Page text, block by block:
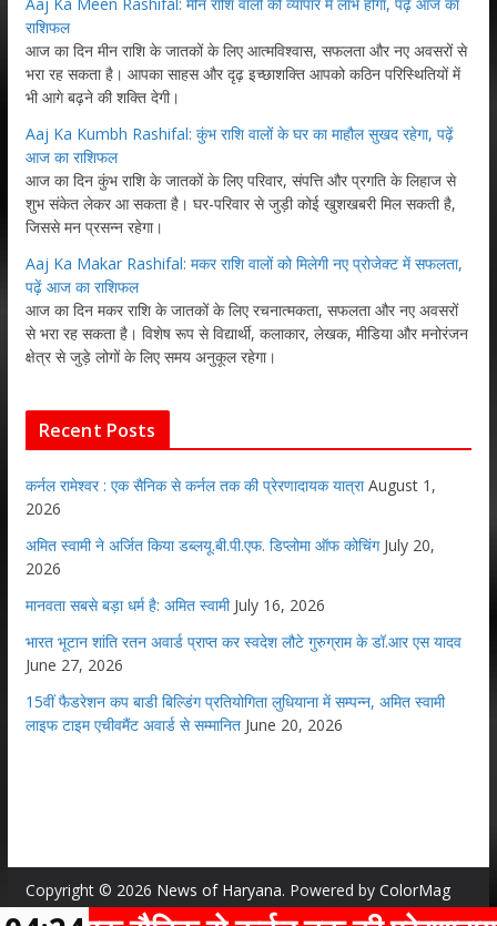
राशिफल
आज का दिन मीन राशि के जातकों के लिए आत्मविश्वास, सफलता और नए अवसरों से
भरा रह सकता है। आपका साहस और दृढ़ इच्छाशक्ति आपको कठिन परिस्थितियों में
भी आगे बढ़ने की शक्ति देगी।
Aaj Ka Kumbh Rashifal: कुंभ राशि वालों के घर का माहौल सुखद रहेगा, पढ़ें
आज का राशिफल
आज का दिन कुंभ राशि के जातकों के लिए परिवार, संपत्ति और प्रगति के लिहाज से
शुभ संकेत लेकर आ सकता है। घर-परिवार से जुड़ी कोई खुशखबरी मिल सकती है,
जिससे मन प्रसन्न रहेगा।
Aaj Ka Makar Rashifal: मकर राशि वालों को मिलेगी नए प्रोजेक्ट में सफलता,
पढ़ें आज का राशिफल
आज का दिन मकर राशि के जातकों के लिए रचनात्मकता, सफलता और नए अवसरों
से भरा रह सकता है। विशेष रूप से विद्यार्थी, कलाकार, लेखक, मीडिया और मनोरंजन
क्षेत्र से जुड़े लोगों के लिए समय अनुकूल रहेगा।
Recent Posts
कर्नल रामेश्वर : एक सैनिक से कर्नल तक की प्रेरणादायक यात्रा August 1,
2026
अमित स्वामी ने अर्जित किया डब्लयू.बी.पी.एफ. डिप्लोमा ऑफ कोचिंग July 20,
2026
मानवता सबसे बड़ा धर्म है: अमित स्वामी July 16, 2026
भारत भूटान शांति रतन अवार्ड प्राप्त कर स्वदेश लौटे गुरुग्राम के डॉ.आर एस यादव
June 27, 2026
15वीं फैडरेशन कप बाडी बिल्डिंग प्रतियोगिता लुधियाना में सम्पन्न, अमित स्वामी
लाइफ टाइम एचीवमैंट अवार्ड से सम्मानित June 20, 2026
Copyright © 2026 News of Haryana. Powered by ColorMag
andWordPress.